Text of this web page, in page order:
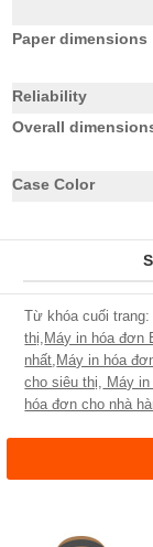
Paper dimensions
Reliability
Overall
Case Color
thị, Máy in hóa đơn
nhất, Máy in hóa
cho siêu thị, Máy
hóa đơn cho nhà